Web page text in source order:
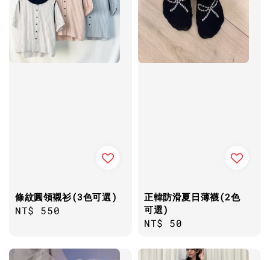
條紋圓領襯衫(3色可選)
Regular
NT$ 550
正韓防滑夏日薄襪(2色
可選)
Regular
NT$ 50